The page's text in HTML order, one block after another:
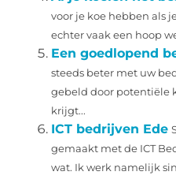
voor je koe hebben als
echter vaak een hoop
Een goedlopend
steeds beter met uw
gebeld door potentiële
krijgt...
ICT bedrijven Ede
gemaakt met de ICT
wat. Ik werk namelijk